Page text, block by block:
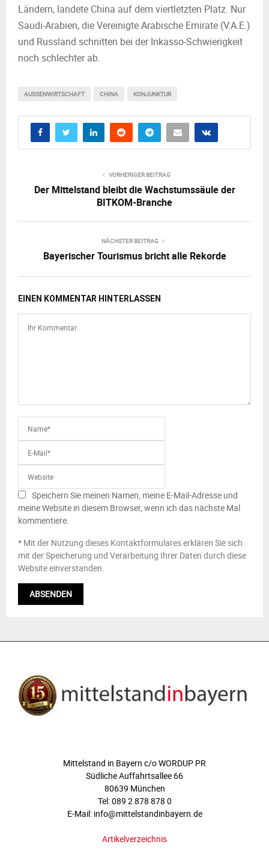
Ländern, landete China auf dem viertletzten Platz. Nur
Saudi-Arabien, die Vereinigte Arabische Emirate (V.A.E.)
und Russland schnitten bei der Inkasso-Schwierigkeit
noch schlechter ab.
AUSSENWIRTSCHAFT CHINA KONJUNKTUR
VORHERIGER BEITRAG
Der Mittelstand bleibt die Wachstumssäule der
BITKOM-Branche
NÄCHSTER BEITRAG
Bayerischer Tourismus bricht alle Rekorde
EINEN KOMMENTAR HINTERLASSEN
Speichern Sie meinen Namen, meine E-Mail-Adresse und
meine Website in diesem Browser, wenn ich das nächste Mal
kommentiere.
* Mit der Nutzung dieses Kontaktformulares erklären Sie sich
mit der Speicherung und Verarbeitung Ihrer Daten durch diese
Website einverstanden.
Mittelstand in Bayern c/o WORDUP PR
Südliche Auffahrtsallee 66
80639 München
Tel: 089 2 878 878 0
E-Mail: info@mittelstandinbayern.de
Artikelverzeichnis